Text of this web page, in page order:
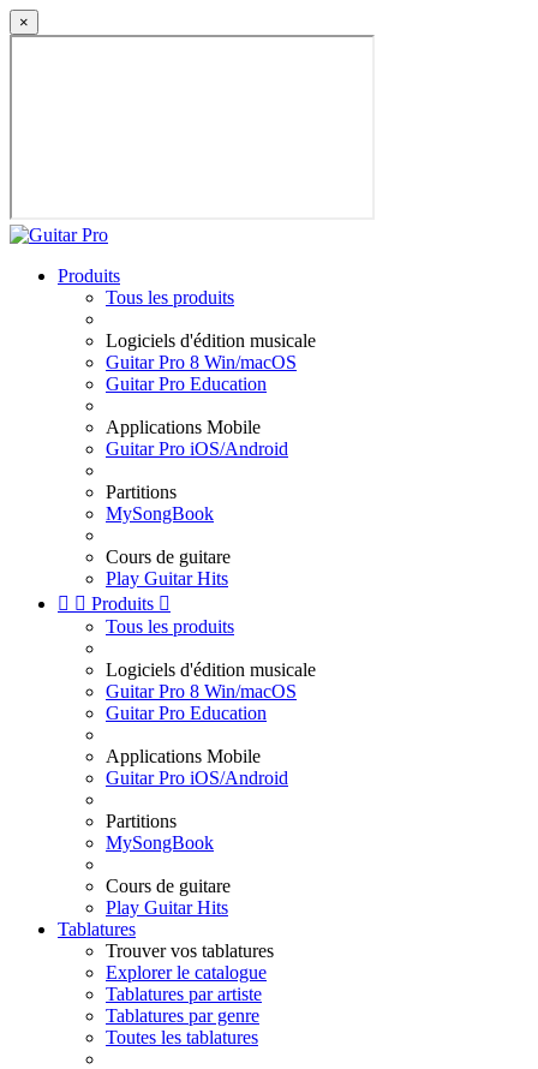
×
Produits
Tous les produits
Logiciels d'édition musicale
Guitar Pro 8 Win/macOS
Guitar Pro Education
Applications Mobile
Guitar Pro iOS/Android
Partitions
MySongBook
Cours de guitare
Play Guitar Hits
  Produits 
Tous les produits
Logiciels d'édition musicale
Guitar Pro 8 Win/macOS
Guitar Pro Education
Applications Mobile
Guitar Pro iOS/Android
Partitions
MySongBook
Cours de guitare
Play Guitar Hits
Tablatures
Trouver vos tablatures
Explorer le catalogue
Tablatures par artiste
Tablatures par genre
Toutes les tablatures